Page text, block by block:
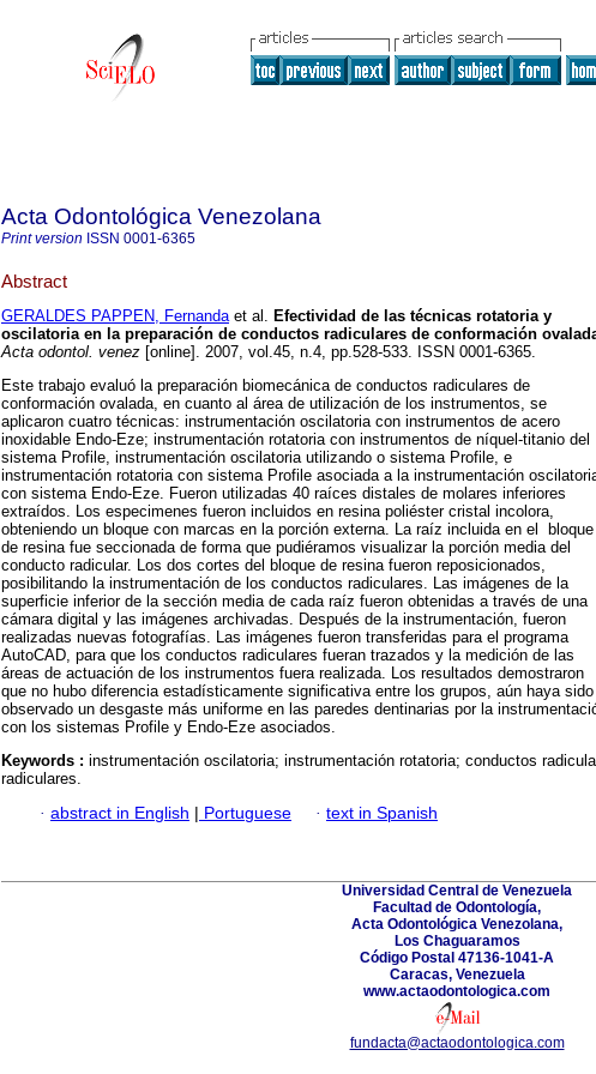
Acta Odontológica Venezolana
Print version ISSN 0001-6365
Abstract
GERALDES PAPPEN, Fernandaet al. Efectividad de las técnicas rotatoria y
oscilatoria en la preparación de conductos radiculares de conformación
Acta odontol. venez [online]. 2007, vol.45, n.4, pp.528-533. ISSN 0001-6365.
Este trabajo evaluó la preparación biomecánica de conductos radiculares de
conformación ovalada, en cuanto al área de utilización de los instrumentos, se
aplicaron cuatro técnicas: instrumentación oscilatoria con instrumentos de acero
inoxidable Endo-Eze; instrumentación rotatoria con instrumentos de níquel-titanio del
sistema Profile, instrumentación oscilatoria utilizando o sistema Profile, e
instrumentación rotatoria con sistema Profile asociada a la instrumentación
con sistema Endo-Eze. Fueron utilizadas 40 raíces distales de molares inferiores
extraídos. Los especimenes fueron incluidos en resina poliéster cristal incolora,
obteniendo un bloque con marcas en la porción externa. La raíz incluida en el bloque
de resina fue seccionada de forma que pudiéramos visualizar la porción media del
conducto radicular. Los dos cortes del bloque de resina fueron reposicionados,
posibilitando la instrumentación de los conductos radiculares. Las imágenes de la
superficie inferior de la sección media de cada raíz fueron obtenidas a través de una
cámara digital y las imágenes archivadas. Después de la instrumentación, fueron
realizadas nuevas fotografías. Las imágenes fueron transferidas para el programa
AutoCAD, para que los conductos radiculares fueran trazados y la medición de las
áreas de actuación de los instrumentos fuera realizada. Los resultados demostraron
que no hubo diferencia estadísticamente significativa entre los grupos, aún haya sido
observado un desgaste más uniforme en las paredes dentinarias por la
con los sistemas Profile y Endo-Eze asociados.
Keywords : instrumentación oscilatoria; instrumentación rotatoria; conductos
radiculares.
· abstract in English | Portuguese · text in Spanish
Universidad Central de Venezuela
Facultad de Odontología,
Acta Odontológica Venezolana,
Los Chaguaramos
Código Postal 47136-1041-A
Caracas, Venezuela
www.actaodontologica.com
fundacta@actaodontologica.com